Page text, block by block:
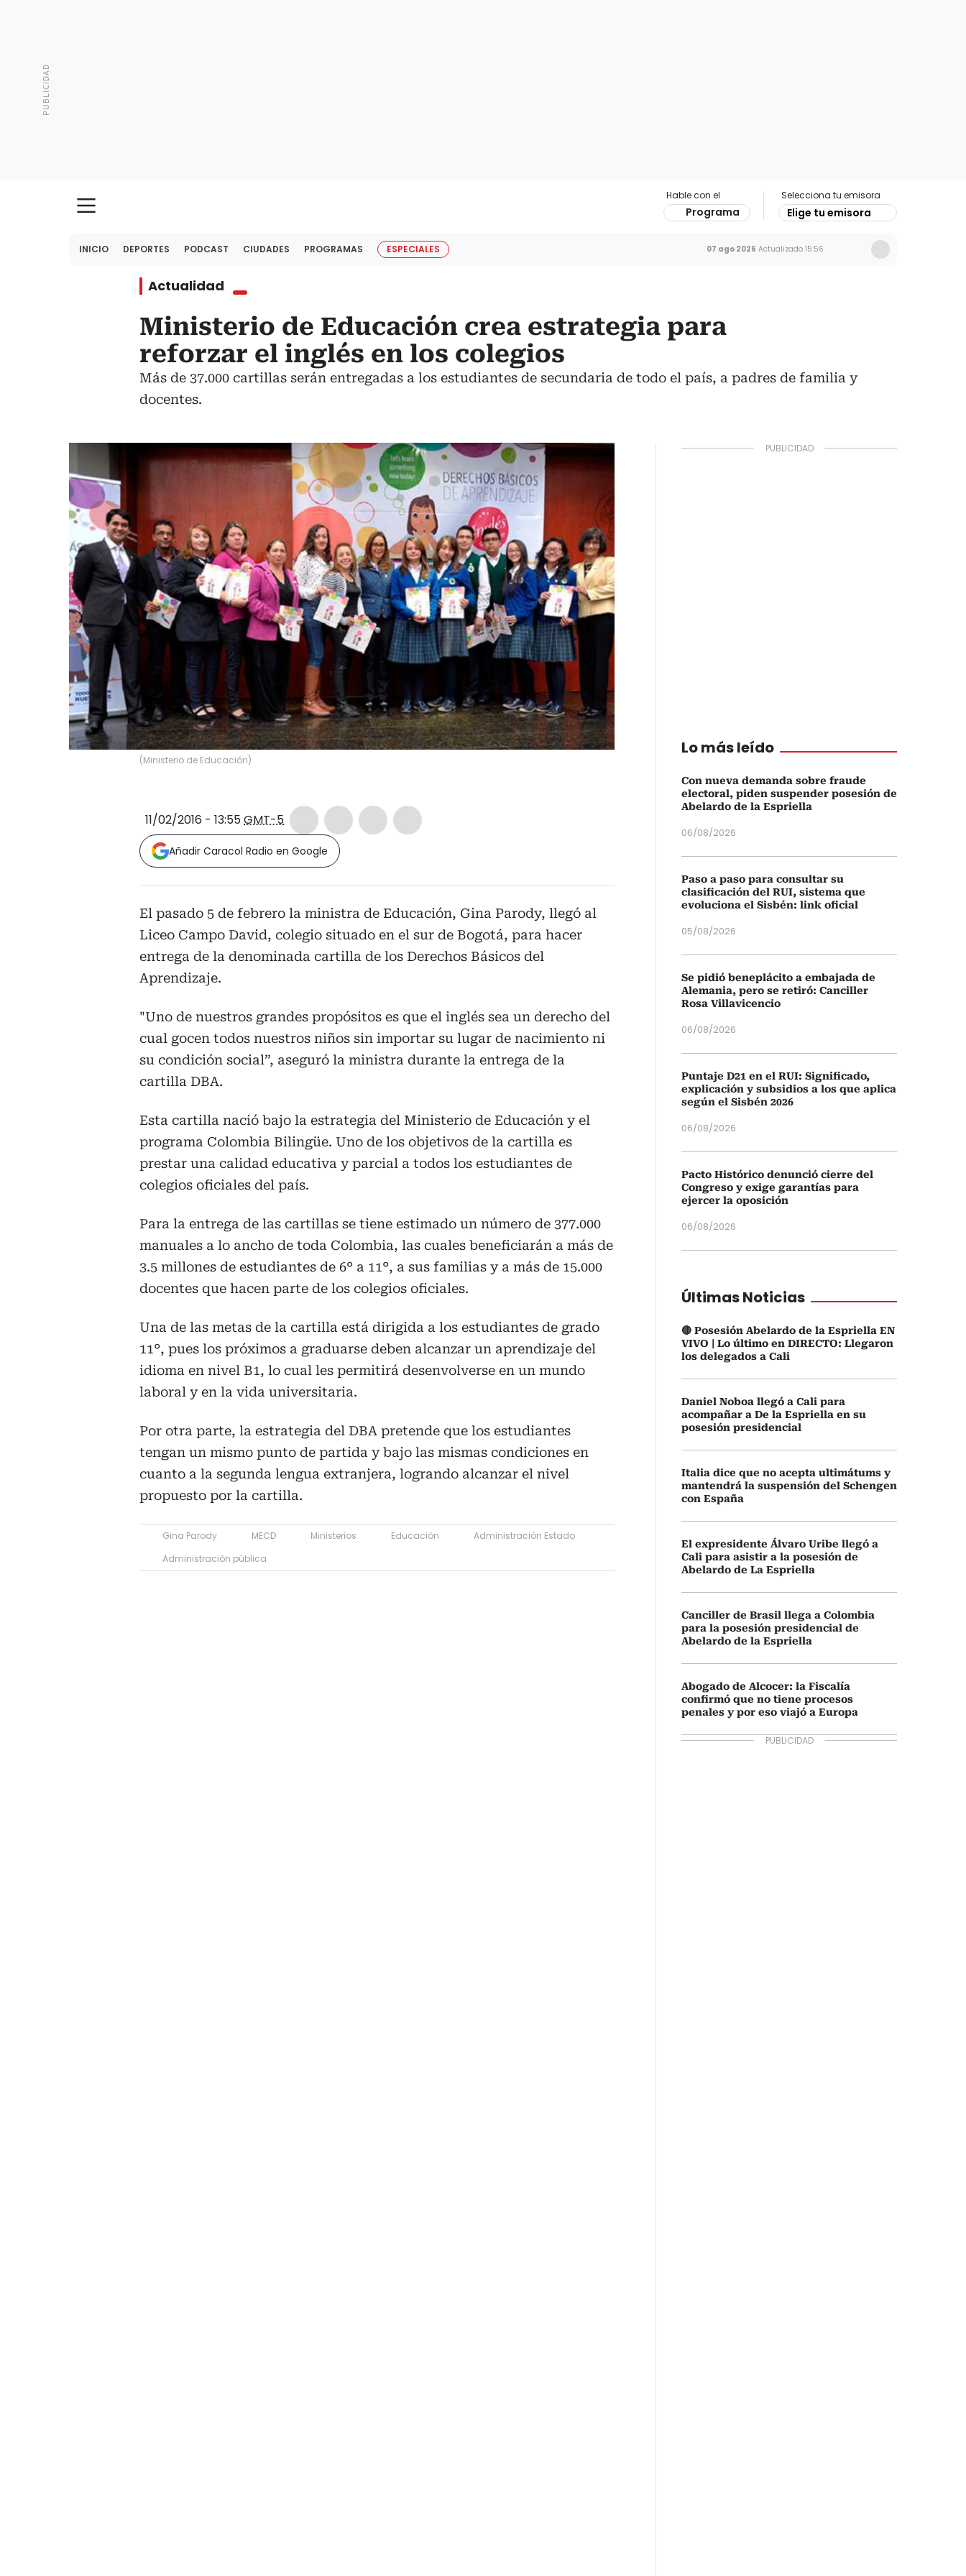
Hable con el
Programa
Selecciona tu emisora
Elige tu emisora
INICIO DEPORTES PODCAST CIUDADES PROGRAMAS ESPECIALES 07 ago 2026 Actualizado 15:56
Actualidad
Ministerio de Educación crea estrategia para
reforzar el inglés en los colegios
Más de 37.000 cartillas serán entregadas a los estudiantes de secundaria de todo el país, a padres de familia y
docentes.
(Ministerio de Educación)
11/02/2016 - 13:55GMT-5
Añadir Caracol Radio en Google
El pasado 5 de febrero la ministra de Educación, Gina Parody, llegó al
Liceo Campo David, colegio situado en el sur de Bogotá, para hacer
entrega de la denominada cartilla de los Derechos Básicos del
Aprendizaje.
"Uno de nuestros grandes propósitos es que el inglés sea un derecho del
cual gocen todos nuestros niños sin importar su lugar de nacimiento ni
su condición social”, aseguró la ministra durante la entrega de la
cartilla DBA.
Esta cartilla nació bajo la estrategia del Ministerio de Educación y el
programa Colombia Bilingüe. Uno de los objetivos de la cartilla es
prestar una calidad educativa y parcial a todos los estudiantes de
colegios oficiales del país.
Para la entrega de las cartillas se tiene estimado un número de 377.000
manuales a lo ancho de toda Colombia, las cuales beneficiarán a más de
3.5 millones de estudiantes de 6° a 11°, a sus familias y a más de 15.000
docentes que hacen parte de los colegios oficiales.
Una de las metas de la cartilla está dirigida a los estudiantes de grado
11°, pues los próximos a graduarse deben alcanzar un aprendizaje del
idioma en nivel B1, lo cual les permitirá desenvolverse en un mundo
laboral y en la vida universitaria.
Por otra parte, la estrategia del DBA pretende que los estudiantes
tengan un mismo punto de partida y bajo las mismas condiciones en
cuanto a la segunda lengua extranjera, logrando alcanzar el nivel
propuesto por la cartilla.
Gina Parody MECD Ministerios Educación
Administración Estado
Administración pública
Lo más leído
Con nueva demanda sobre fraude
electoral, piden suspender posesión de
Abelardo de la Espriella
06/08/2026
Paso a paso para consultar su
clasificación del RUI, sistema que
evoluciona el Sisbén: link oficial
05/08/2026
Se pidió beneplácito a embajada de
Alemania, pero se retiró: Canciller
Rosa Villavicencio
06/08/2026
Puntaje D21 en el RUI: Significado,
explicación y subsidios a los que aplica
según el Sisbén 2026
06/08/2026
Pacto Histórico denunció cierre del
Congreso y exige garantías para
ejercer la oposición
06/08/2026
Últimas Noticias
🔴 Posesión Abelardo de la Espriella EN
VIVO | Lo último en DIRECTO: Llegaron
los delegados a Cali
Daniel Noboa llegó a Cali para
acompañar a De la Espriella en su
posesión presidencial
Italia dice que no acepta ultimátums y
mantendrá la suspensión del Schengen
con España
El expresidente Álvaro Uribe llegó a
Cali para asistir a la posesión de
Abelardo de La Espriella
Canciller de Brasil llega a Colombia
para la posesión presidencial de
Abelardo de la Espriella
Abogado de Alcocer: la Fiscalía
confirmó que no tiene procesos
penales y por eso viajó a Europa